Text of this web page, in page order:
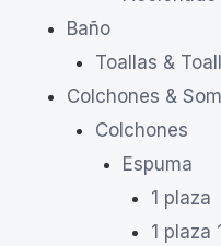
Baño
Toallas &
Colchones &
Colchones
Espuma
1 plaza
1 plaza